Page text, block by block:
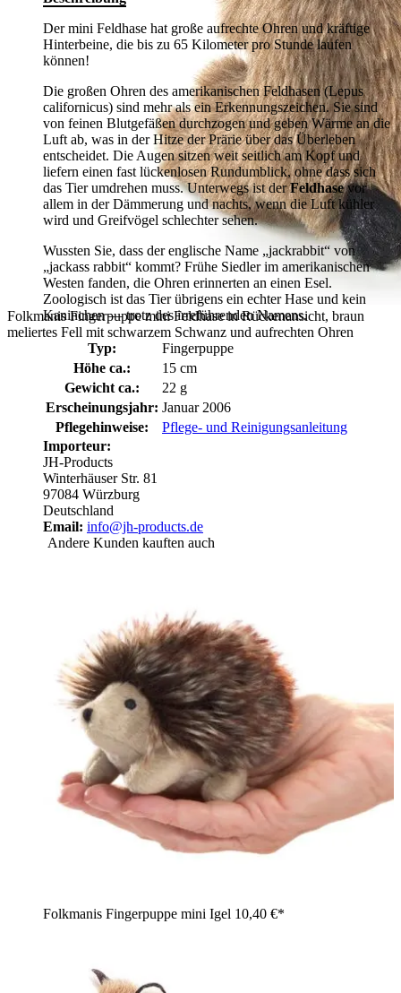
Folkmanis Fingerpuppe mini Feldhase in Rückenansicht, braun
meliertes Fell mit schwarzem Schwanz und aufrechten Ohren
Der mini Feldhase hat große aufrechte Ohren und kräftige
Hinterbeine, die bis zu 65 Kilometer pro Stunde laufen
können!
Die großen Ohren des amerikanischen Feldhasen (Lepus
californicus) sind mehr als ein Erkennungszeichen. Sie sind
von feinen Blutgefäßen durchzogen und geben Wärme an die
Luft ab, was in der Hitze der Prärie über das Überleben
entscheidet. Die Augen sitzen weit seitlich am Kopf und
liefern einen fast lückenlosen Rundumblick, ohne dass sich
das Tier umdrehen muss. Unterwegs ist derFeldhasevor
allem in der Dämmerung und nachts, wenn die Luft kühler
wird und Greifvögel schlechter sehen.
Wussten Sie, dass der englische Name „jackrabbit“ von
„jackass rabbit“ kommt? Frühe Siedler im amerikanischen
Westen fanden, die Ohren erinnerten an einen Esel.
Zoologisch ist das Tier übrigens ein echter Hase und kein
Kaninchen — trotz des irreführenden Namens.
Typ:
Fingerpuppe
Höhe ca.:
15 cm
Gewicht ca.:
22 g
Erscheinungsjahr: Januar 2006
Pflegehinweise:
Pflege- und Reinigungsanleitung
Importeur:
JH-Products
Winterhäuser Str. 81
97084 Würzburg
Deutschland
Email: info@jh-products.de
Andere Kunden kauften auch
Folkmanis Fingerpuppe mini Igel 10,40 €*